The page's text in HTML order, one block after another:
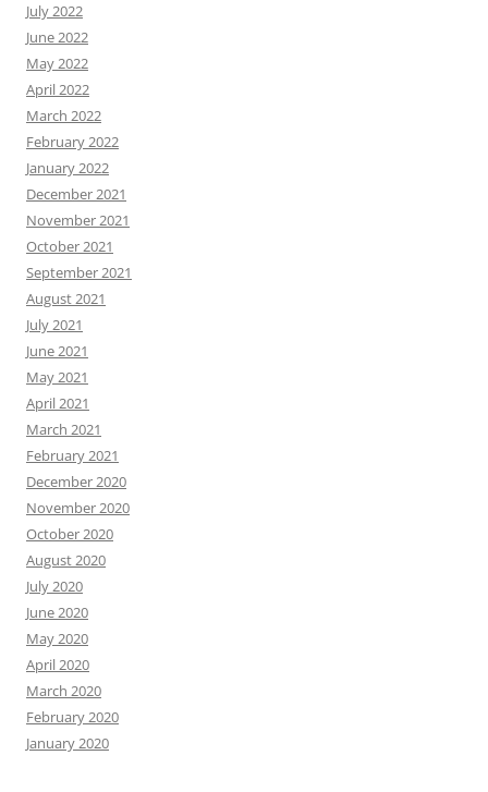
July 2022
June 2022
May 2022
April 2022
March 2022
February 2022
January 2022
December 2021
November 2021
October 2021
September 2021
August 2021
July 2021
June 2021
May 2021
April 2021
March 2021
February 2021
December 2020
November 2020
October 2020
August 2020
July 2020
June 2020
May 2020
April 2020
March 2020
February 2020
January 2020